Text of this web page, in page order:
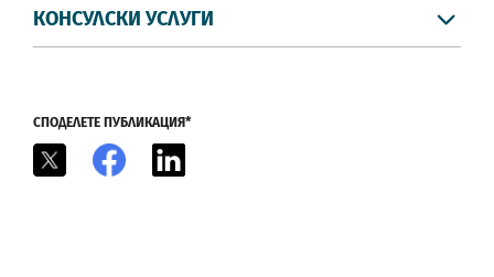
КОНСУЛСКИ УСЛУГИ
СПОДЕЛЕТЕ ПУБЛИКАЦИЯ*
Facebook